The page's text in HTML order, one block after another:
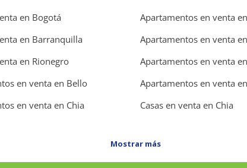
en Bogotá Apartamentos en venta
en Barranquilla Apartamentos en venta
en Rionegro Apartamentos en venta
en venta en Bello Apartamentos en venta
en venta en Chia Casas en venta en Chia
Mostrar más